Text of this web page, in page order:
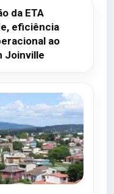
da ETA
eficiência
ao
Joinville